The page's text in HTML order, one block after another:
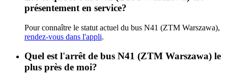
présentement en service?
Pour connaître le statut actuel du bus N41 (ZTM Warszawa),
rendez-vous dans l'appli.
Quel est l'arrêt de bus N41 (ZTM Warszawa) le
plus près de moi?